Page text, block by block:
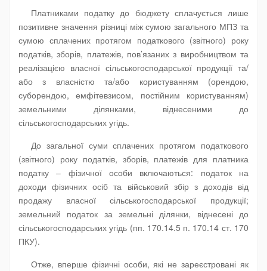
Платниками податку до бюджету сплачується лише
позитивне значення різниці між сумою загального МПЗ та
сумою сплачених протягом податкового (звітного) року
податків, зборів, платежів, пов’язаних з виробництвом та
реалізацією власної сільськогосподарської продукції та/
або з власністю та/або користуванням (орендою,
суборендою, емфітевзисом, постійним користуванням)
земельними ділянками, віднесеними до
сільськогосподарських угідь.
До загальної суми сплачених протягом податкового
(звітного) року податків, зборів, платежів для платника
податку – фізичної особи включаються: податок на
доходи фізичних осіб та військовий збір з доходів від
продажу власної сільськогосподарської продукції;
земельний податок за земельні ділянки, віднесені до
сільськогосподарських угідь (пп. 170.14.5 п. 170.14 ст. 170
ПКУ).
Отже, вперше фізичні особи, які не зареєстровані як